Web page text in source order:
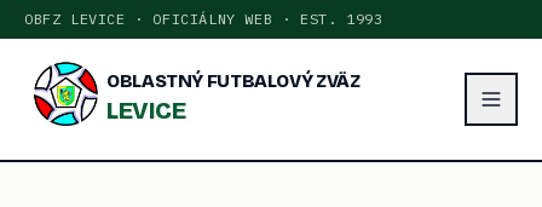
OBFZ LEVICE · OFICIÁLNY WEB · EST. 1993
OBLASTNÝ FUTBALOVÝ ZVÄZ
LEVICE